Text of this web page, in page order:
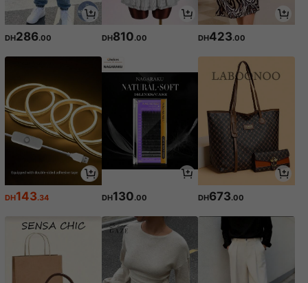
DH286.00 DH810.00 DH423.00
DH143.34 DH130.00 DH673.00